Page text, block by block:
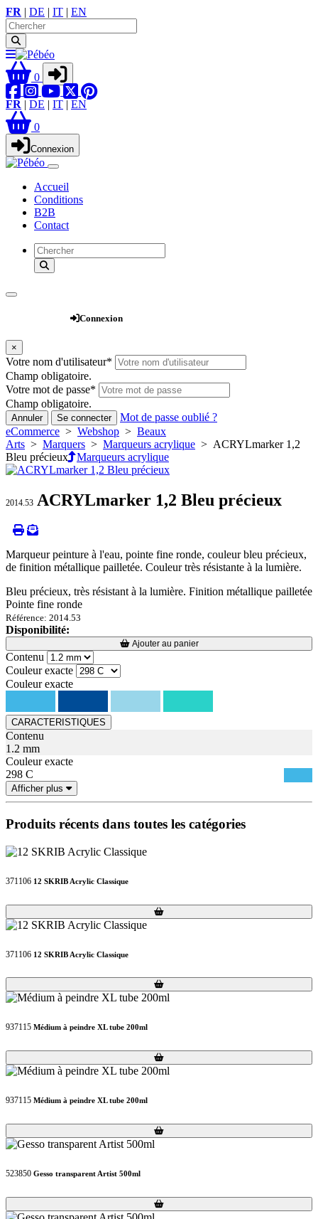
FR | DE | IT | EN
0
FR | DE | IT | EN
0
Connexion
Accueil
Conditions
B2B
Contact
Connexion
×
Votre nom d'utilisateur*
Champ obligatoire.
Votre mot de passe*
Champ obligatoire.
Annuler Se connecter
Mot de passe oublié ?
eCommerce > Webshop > Beaux
Arts > Marquers > Marqueurs acrylique > ACRYLmarker 1,2
Bleu précieux
Marqueurs acrylique
2014.53 ACRYLmarker 1,2 Bleu précieux
Marqueur peinture à l'eau, pointe fine ronde, couleur bleu précieux,
de finition métallique pailletée. Couleur très résistante à la lumière.
Bleu précieux, très résistant à la lumière. Finition métallique pailletée
Pointe fine ronde
Référence: 2014.53
Disponibilité:
Loading...
Loading... Ajouter au panier
Contenu
Couleur exacte
Couleur exacte
CARACTERISTIQUES
Contenu
1.2 mm
Couleur exacte
298 C
Afficher plus
Produits récents dans toutes les catégories
371106 12 SKRIB Acrylic Classique
Loading...
Loading...
371106 12 SKRIB Acrylic Classique
Loading...
Loading...
937115 Médium à peindre XL tube 200ml
Loading...
Loading...
937115 Médium à peindre XL tube 200ml
Loading...
Loading...
523850 Gesso transparent Artist 500ml
Loading...
Loading...